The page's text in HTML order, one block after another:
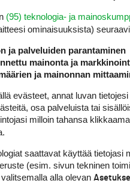
(67).
jätti itselleen
Pallot lentelivät
metrisiä avauksia
hän myös
toinen birdie,
on se, että
kisoissa.
jää kauas
määrää
(95) teknologia- ja
ominaisuuk­sista)
ja palveluiden parantaminen
mainonta ja
ja mainonnan
evästeet, annat luvan
osa palveluista tai
milloin tahansa
saattavat käyttää tietojasi
(esim. sivun tekninen
alla olevan